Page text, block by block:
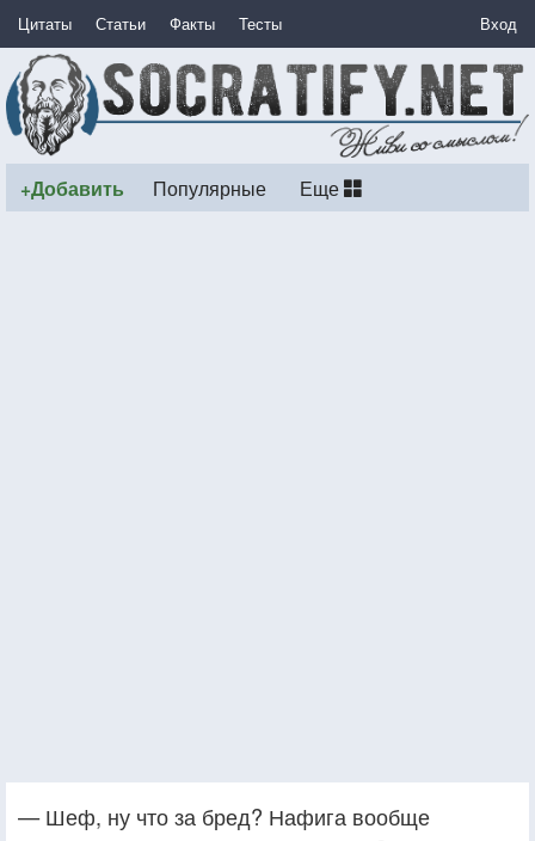
Цитаты Статьи Факты Тесты Вход
+Добавить Популярные Еще
— Шеф, ну что за бред? Нафига вообще